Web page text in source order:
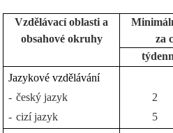
Vzdělávací oblasti a
obsahové okruhy
za
Jazykové vzdělávání
- český jazyk
- cizí jazyk
2
5